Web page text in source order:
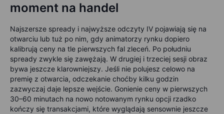
moment na handel
Najszersze spready i najwyższe odczyty IV pojawiają się na
otwarciu lub tuż po nim, gdy animatorzy rynku dopiero
kalibrują ceny na tle pierwszych fal zleceń. Po południu
spready zwykle się zawężają. W drugiej i trzeciej sesji obraz
bywa jeszcze klarowniejszy. Jeśli nie polujesz celowo na
premię z otwarcia, odczekanie choćby kilku godzin
zazwyczaj daje lepsze wejście. Gonienie ceny w pierwszych
30–60 minutach na nowo notowanym rynku opcji rzadko
kończy się transakcjami, które wyglądają sensownie jeszcze